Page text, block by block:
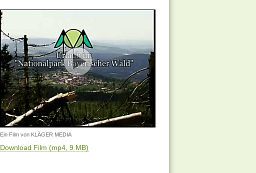
Ein Film von KLÄGER MEDIA
Download Film (mp4, 9 MB)